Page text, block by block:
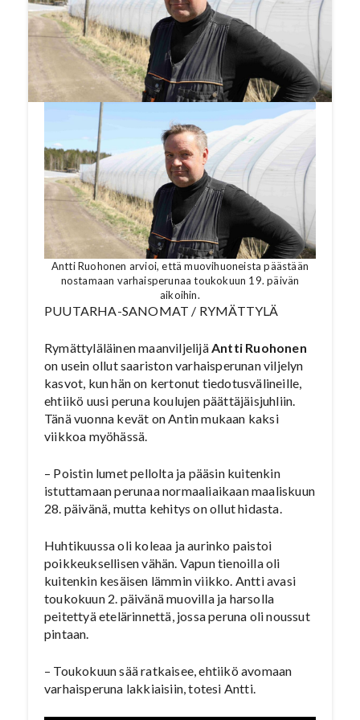
perunakauppaan reilua markkinataloutta.
Lue artikkeli Puutarha-Sanomien numerosta
5/2024, katso video tämän jutun lopusta.
Antti Ruohonen arvioi, että muovihuoneista päästään
nostamaan varhaisperunaa toukokuun 19. päivän
aikoihin.
PUUTARHA-SANOMAT / RYMÄTTYLÄ
Rymättyläläinen maanviljelijäAntti Ruohonen
on usein ollut saariston varhaisperunan viljelyn
kasvot, kun hän on kertonut tiedotusvälineille,
ehtiikö uusi peruna koulujen päättäjäisjuhliin.
Tänä vuonna kevät on Antin mukaan kaksi
viikkoa myöhässä.
– Poistin lumet pellolta ja pääsin kuitenkin
istuttamaan perunaa normaaliaikaan maaliskuun
28. päivänä, mutta kehitys on ollut hidasta.
Huhtikuussa oli koleaa ja aurinko paistoi
poikkeuksellisen vähän. Vapun tienoilla oli
kuitenkin kesäisen lämmin viikko. Antti avasi
toukokuun 2. päivänä muovilla ja harsolla
peitettyä etelärinnettä, jossa peruna oli noussut
pintaan.
– Toukokuun sää ratkaisee, ehtiikö avomaan
varhaisperuna lakkiaisiin, totesi Antti.